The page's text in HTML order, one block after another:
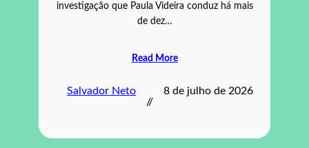
investigação que Paula Videira conduz há mais
de dez…
Read More
Salvador Neto
//
8 de julho de 2026